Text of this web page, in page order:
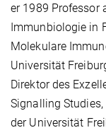
er 1989 Professor
Immunbiologie in
Molekulare
Universität
Direktor des
Signalling
der Universität